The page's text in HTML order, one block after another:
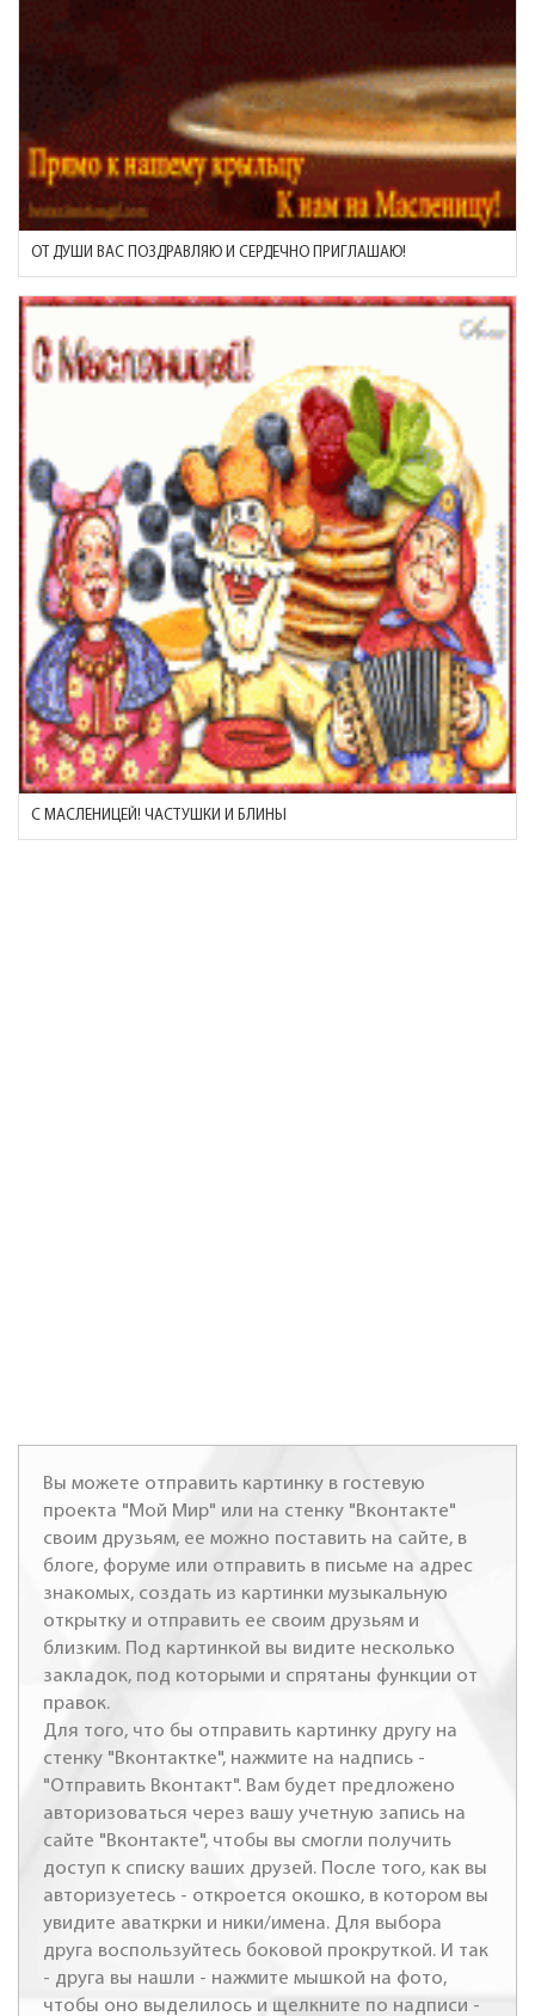
ОТ ДУШИ ВАС ПОЗДРАВЛЯЮ И СЕРДЕЧНО ПРИГЛАШАЮ!
С МАСЛЕНИЦЕЙ! ЧАСТУШКИ И БЛИНЫ
Вы можете отправить картинку в гостевую
проекта "Мой Мир" или на стенку "Вконтакте"
своим друзьям, ее можно поставить на сайте, в
блоге, форуме или отправить в письме на адрес
знакомых, создать из картинки музыкальную
открытку и отправить ее своим друзьям и
близким. Под картинкой вы видите несколько
закладок, под которыми и спрятаны функции от
правок.
Для того, что бы отправить картинку другу на
стенку "Вконтактке", нажмите на надпись -
"Отправить Вконтакт". Вам будет предложено
авторизоваться через вашу учетную запись на
сайте "Вконтакте", чтобы вы смогли получить
доступ к списку ваших друзей. После того, как вы
авторизуетесь - откроется окошко, в котором вы
увидите аваткрки и ники/имена. Для выбора
друга воспользуйтесь боковой прокруткой. И так
- друга вы нашли - нажмите мышкой на фото,
чтобы оно выделилось и щелкните по надписи -